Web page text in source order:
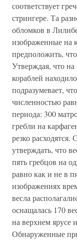
соответствует
стрингере. Та
обломков в
изображенные на
предположить,
Утверждая, что на
кораблей
подразумевает,
численностью
периода: 300
гребли на
резко
утверждать, что
пять гребцов на
равно как и не в
изображениях
весла
оснащалась 170
на верхнем
Обнаруженные